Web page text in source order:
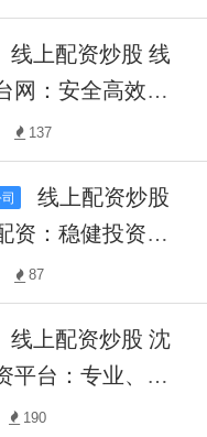
线上配资炒股 线
网：安全高效，
资！
137
线上配资炒股
资：稳健投资，
87
线上配资炒股 沈
平台：专业、安
股票投资杠杆服
190